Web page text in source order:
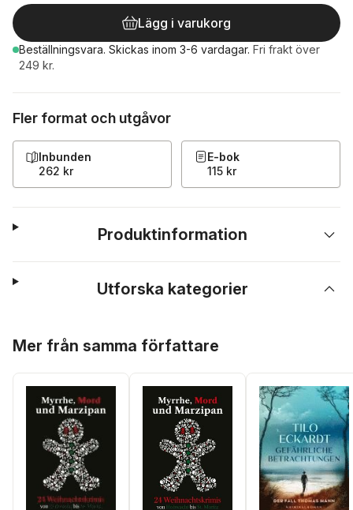
Lägg i varukorg
Beställningsvara. Skickas inom 3-6 vardagar. Fri frakt över
249 kr.
Fler format och utgåvor
Inbunden
262 kr
E-bok
115 kr
Produktinformation
Utforska kategorier
Mer från samma författare